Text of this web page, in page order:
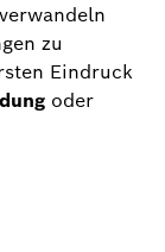
zu
Eindruck
oder